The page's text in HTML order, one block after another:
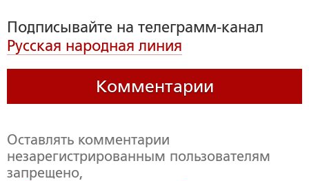
Подписывайте на телеграмм-канал
Русская народная линия
Комментарии
Оставлять комментарии
незарегистрированным пользователям
запрещено,